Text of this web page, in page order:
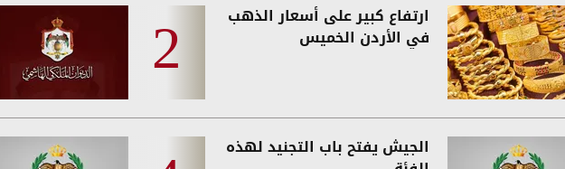
ارتفاع كبير على أسعار الذهب
في الأردن الخميس
الجيش يفتح باب التجنيد لهذه